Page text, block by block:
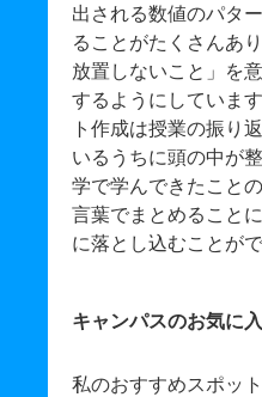
出される数値のパタ
ることがたくさんあ
放置しないこと」を
するようにしていま
ト作成は授業の振り
いるうちに頭の中が
学で学んできたこと
言葉でまとめること
に落とし込むことがで
キャンパスのお気に
私のおすすめスポッ